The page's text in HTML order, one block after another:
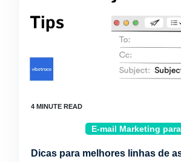
E-mail Marketing
Dicas para melhores linhas de